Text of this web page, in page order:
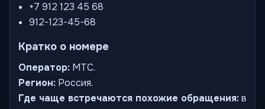
+7 912 123 45 68
912-123-45-68
Кратко о номере
Оператор: МТС.
Регион: Россия.
Где чаще встречаются похожие обращения:в